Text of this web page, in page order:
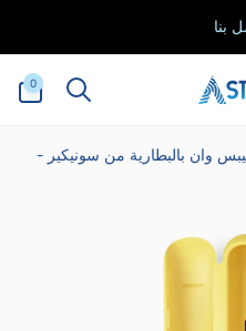
بنا
0
أغراض
وان بالبطارية من سونيكير -